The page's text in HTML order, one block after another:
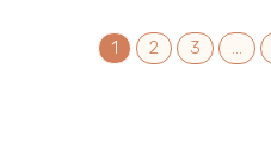
1 2 3 …